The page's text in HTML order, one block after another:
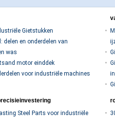
Gietstukken
en onderdelen van
was
motor einddek
voor industriële machines
Steel Parts voor industriële